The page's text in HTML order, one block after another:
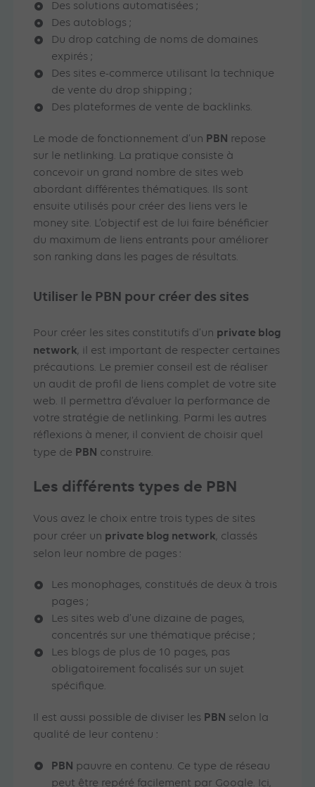
Des solutions automatisées ;
Des autoblogs ;
Du drop catching de noms de domaines
expirés ;
Des sites e-commerce utilisant la technique
de vente du drop shipping ;
Des plateformes de vente de backlinks.
Le mode de fonctionnement d’un PBN repose
sur le netlinking. La pratique consiste à
concevoir un grand nombre de sites web
abordant différentes thématiques. Ils sont
ensuite utilisés pour créer des liens vers le
money site. L’objectif est de lui faire bénéficier
du maximum de liens entrants pour améliorer
son ranking dans les pages de résultats.
Utiliser le PBN pour créer des sites
Pour créer les sites constitutifs d’un private blog
network, il est important de respecter certaines
précautions. Le premier conseil est de réaliser
un audit de profil de liens complet de votre site
web. Il permettra d’évaluer la performance de
votre stratégie de netlinking. Parmi les autres
réflexions à mener, il convient de choisir quel
type de PBN construire.
Les différents types de PBN
Vous avez le choix entre trois types de sites
pour créer un private blog network, classés
selon leur nombre de pages :
Les monophages, constitués de deux à trois
pages ;
Les sites web d’une dizaine de pages,
concentrés sur une thématique précise ;
Les blogs de plus de 10 pages, pas
obligatoirement focalisés sur un sujet
spécifique.
Il est aussi possible de diviser les PBN selon la
qualité de leur contenu :
PBN pauvre en contenu. Ce type de réseau
peut être repéré facilement par Google. Ici,